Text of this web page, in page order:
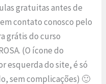
gratuitas antes de
contato conosco pelo
grátis do curso
(O ícone do
esquerda do site, é só
sem complicações) 🙂